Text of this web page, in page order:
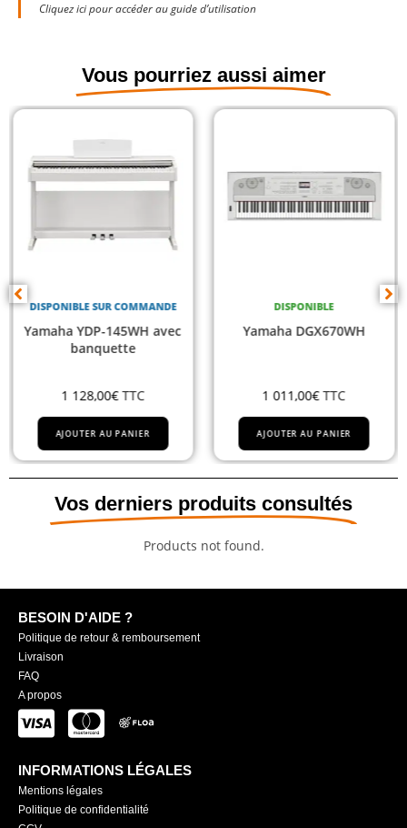
Cliquez ici pour accéder au guide d’utilisation
Vous pourriez aussi aimer
DISPONIBLE SUR COMMANDE
Yamaha YDP-145WH avec
banquette
1 128,00€ TTC
AJOUTER AU PANIER
DISPONIBLE
Yamaha DGX670WH
1 011,00€ TTC
AJOUTER AU PANIER
Vos derniers produits consultés
Products not found.
BESOIN D'AIDE ?
Politique de retour & remboursement
Livraison
FAQ
A propos
INFORMATIONS LÉGALES
Mentions légales
Politique de confidentialité